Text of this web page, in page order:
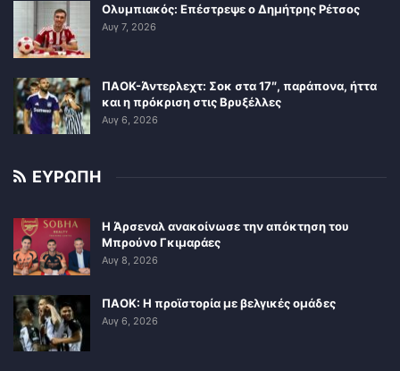
Ολυμπιακός: Επέστρεψε ο Δημήτρης Ρέτσος
Αυγ 7, 2026
ΠΑΟΚ-Άντερλεχτ: Σοκ στα 17″, παράπονα, ήττα
και η πρόκριση στις Βρυξέλλες
Αυγ 6, 2026
ΕΥΡΩΠΗ
Η Άρσεναλ ανακοίνωσε την απόκτηση του
Μπρούνο Γκιμαράες
Αυγ 8, 2026
ΠΑΟΚ: Η προϊστορία με βελγικές ομάδες
Αυγ 6, 2026